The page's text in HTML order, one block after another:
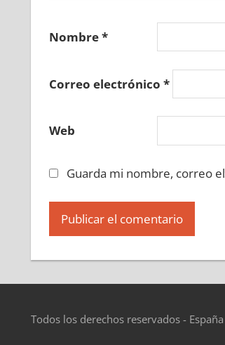
Nombre*
Correo electrónico *
Web
Guarda mi nombre, correo
Todos los derechos reservados -